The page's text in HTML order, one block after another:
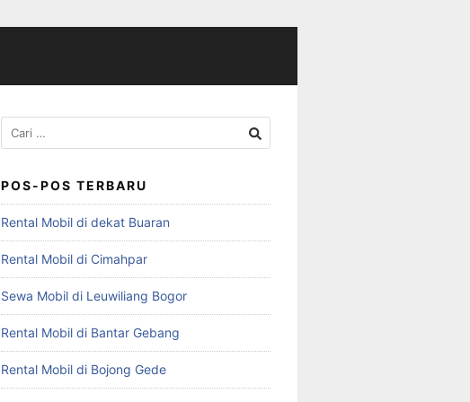
Cari
untuk:
POS-POS TERBARU
Rental Mobil di dekat Buaran
Rental Mobil di Cimahpar
Sewa Mobil di Leuwiliang Bogor
Rental Mobil di Bantar Gebang
Rental Mobil di Bojong Gede